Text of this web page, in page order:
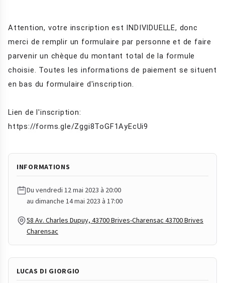
Attention, votre inscription est INDIVIDUELLE, donc
merci de remplir un formulaire par personne et de faire
parvenir un chèque du montant total de la formule
choisie. Toutes les informations de paiement se situent
en bas du formulaire d'inscription.
https://forms.gle/Zggi8ToGF1AyEcUi9
INFORMATIONS
Du vendredi 12 mai 2023 à 20:00
au dimanche 14 mai 2023 à 17:00
58 Av. Charles Dupuy, 43700 Brives-Charensac 43700 Brives
Charensac
LUCAS DI GIORGIO